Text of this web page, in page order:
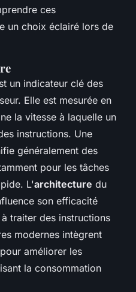
ces
un choix éclairé lors de
un indicateur clé des
Elle est mesurée en
la vitesse à laquelle un
instructions. Une
généralement des
pour les tâches
L'architecture du
son efficacité
traiter des instructions
modernes intègrent
améliorer les
la consommation